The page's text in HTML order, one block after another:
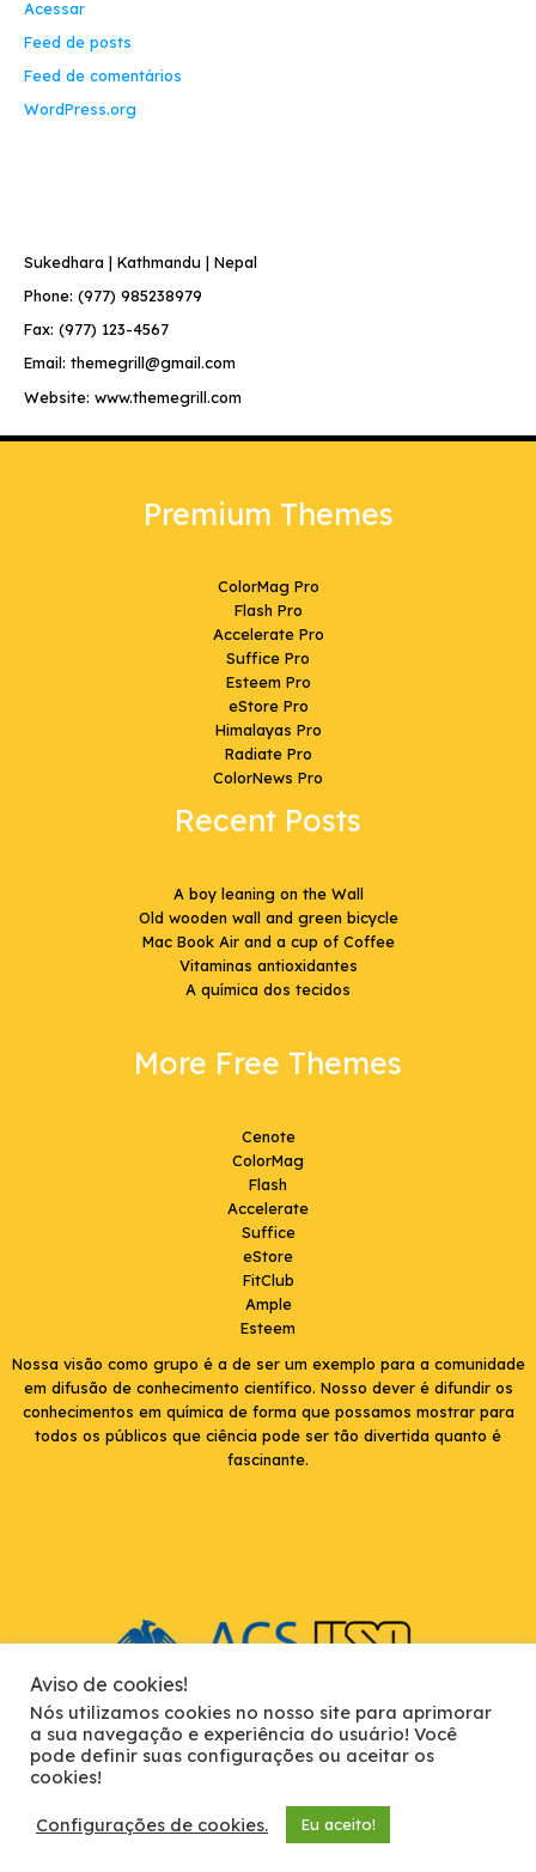
Acessar
Feed de posts
Feed de comentários
WordPress.org
Sukedhara | Kathmandu | Nepal
Phone: (977) 985238979
Fax: (977) 123-4567
Email: themegrill@gmail.com
Website: www.themegrill.com
Premium Themes
ColorMag Pro
Flash Pro
Accelerate Pro
Suffice Pro
Esteem Pro
eStore Pro
Himalayas Pro
Radiate Pro
ColorNews Pro
Recent Posts
A boy leaning on the Wall
Old wooden wall and green bicycle
Mac Book Air and a cup of Coffee
Vitaminas antioxidantes
A química dos tecidos
More Free Themes
Cenote
ColorMag
Flash
Accelerate
Suffice
eStore
FitClub
Ample
Esteem
Nossa visão como grupo é a de ser um exemplo para a comunidade
em difusão de conhecimento científico. Nosso dever é difundir os
conhecimentos em química de forma que possamos mostrar para
todos os públicos que ciência pode ser tão divertida quanto é
fascinante.
USP Instituto de Química de São Carlos. Av. Trab. São Carlense, 400 -
Parque Arnold Schimidt, São Carlos - SP, 13566-590
Copyright © 2026
Aviso de cookies!
Nós utilizamos cookies no nosso site para aprimorar
a sua navegação e experiência do usuário! Você
pode definir suas configurações ou aceitar os
cookies!
Configurações de cookies. Eu aceito!